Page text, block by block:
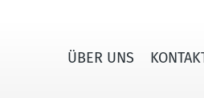
ÜBER UNS